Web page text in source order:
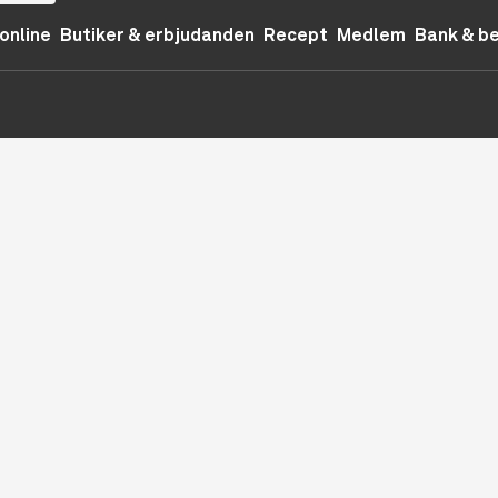
Butiker & erbjudanden Recept Medlem Bank &